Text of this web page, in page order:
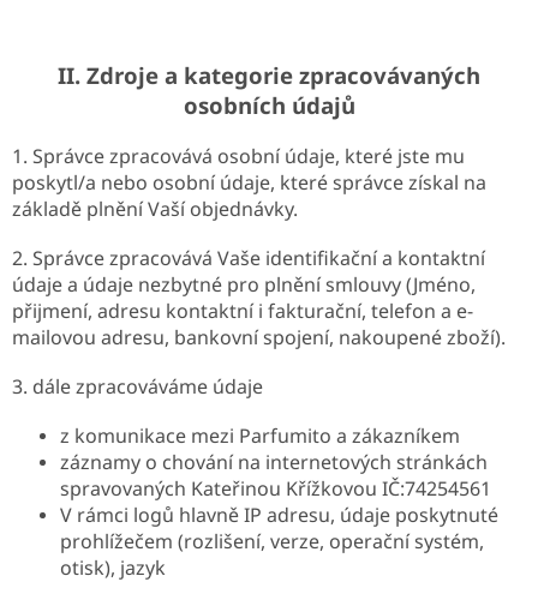
II. Zdroje a kategorie zpracovávaných
osobních údajů
1. Správce zpracovává osobní údaje, které jste mu
poskytl/a nebo osobní údaje, které správce získal na
základě plnění Vaší objednávky.
2. Správce zpracovává Vaše identifikační a kontaktní
údaje a údaje nezbytné pro plnění smlouvy (Jméno,
přijmení, adresu kontaktní i fakturační, telefon a e-
mailovou adresu, bankovní spojení, nakoupené zboží).
3. dále zpracováváme údaje
z komunikace mezi Parfumito a zákazníkem
záznamy o chování na internetových stránkách
spravovaných Kateřinou Křížkovou IČ:74254561
V rámci logů hlavně IP adresu, údaje poskytnuté
prohlížečem (rozlišení, verze, operační systém,
otisk), jazyk